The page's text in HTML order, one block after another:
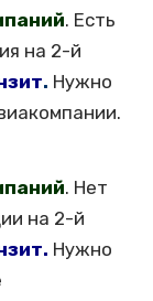
. Есть
на 2-й
. Нужно
. Нет
на 2-й
Нужно